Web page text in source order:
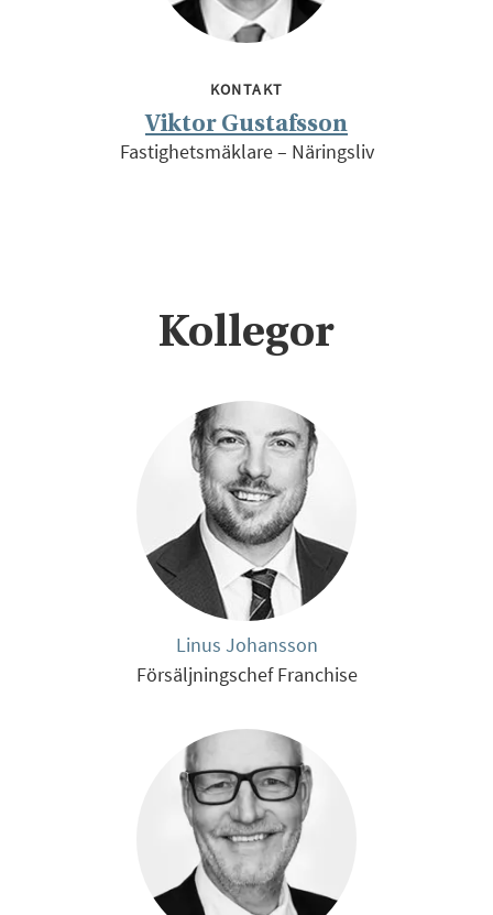
KONTAKT
Viktor Gustafsson
Fastighetsmäklare – Näringsliv
Kollegor
Linus Johansson
Försäljningschef Franchise